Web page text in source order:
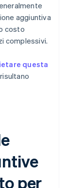
aggiuntiva
costo
complessivi.
questa
per